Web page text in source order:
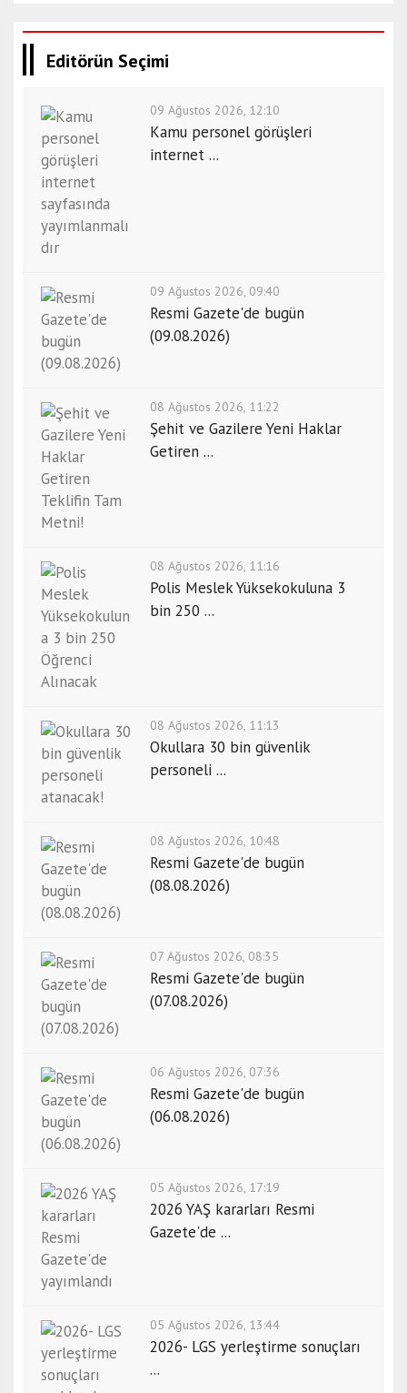
Editörün Seçimi
09 Ağustos 2026, 12:10
Kamu personel görüşleri
internet ...
09 Ağustos 2026, 09:40
Resmi Gazete'de bugün
(09.08.2026)
08 Ağustos 2026, 11:22
Şehit ve Gazilere Yeni Haklar
Getiren ...
08 Ağustos 2026, 11:16
Polis Meslek Yüksekokuluna 3
bin 250 ...
08 Ağustos 2026, 11:13
Okullara 30 bin güvenlik
personeli ...
08 Ağustos 2026, 10:48
Resmi Gazete'de bugün
(08.08.2026)
07 Ağustos 2026, 08:35
Resmi Gazete'de bugün
(07.08.2026)
06 Ağustos 2026, 07:36
Resmi Gazete'de bugün
(06.08.2026)
05 Ağustos 2026, 17:19
2026 YAŞ kararları Resmi
Gazete'de ...
05 Ağustos 2026, 13:44
2026- LGS yerleştirme sonuçları
...